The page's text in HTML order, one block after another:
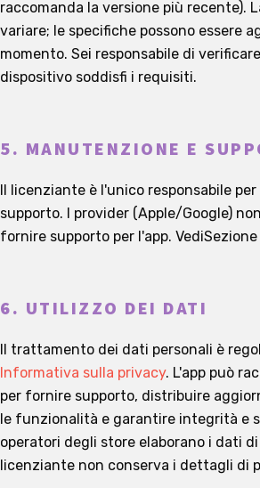
raccomanda la versione più recente).
variare; le specifiche possono essere
momento. Sei responsabile di
dispositivo soddisfi i requisiti.
5. MANUTENZIONE E
Il licenziante è l'unico responsabile
supporto. I provider (Apple/Google)
fornire supporto per l'app. Vedi
6. UTILIZZO DEI DATI
Il trattamento dei dati personali è
Informativa sulla privacy. L'app può
per fornire supporto, distribuire
le funzionalità e garantire integrità e
operatori degli store elaborano i dati di
licenziante non conserva i dettagli di